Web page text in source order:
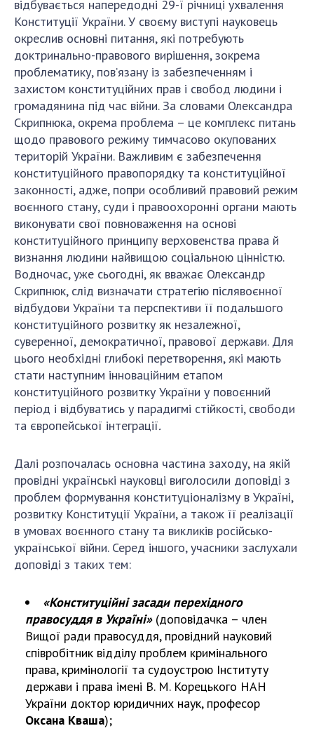
Нормативні акти НАН України
Державний бюджет НАН України
Вибори до складу НАН України
Бланки документів
НОВИНИ
ЗАСІДАННЯ ПРЕЗИДІЇ НАН УКРАЇНИ
НАУКОВІ ВИДАННЯ
МЕДІА ПРО НАС
АКАДЕМІЯ КОМЕНТУЄ
КОНТАКТИ
ПРОФСПІЛКА НАН УКРАЇНИ
КАБІНЕТ
відбувається напередодні 29-ї річниці ухвалення
Конституції України. У своєму виступі науковець
окреслив основні питання, які потребують
доктринально-правового вирішення, зокрема
проблематику, пов’язану із забезпеченням і
захистом конституційних прав і свобод людини і
громадянина під час війни. За словами Олександра
Скрипнюка, окрема проблема – це комплекс питань
щодо правового режиму тимчасово окупованих
територій України. Важливим є забезпечення
конституційного правопорядку та конституційної
законності, адже, попри особливий правовий режим
воєнного стану, суди і правоохоронні органи мають
виконувати свої повноваження на основі
конституційного принципу верховенства права й
визнання людини найвищою соціальною цінністю.
Водночас, уже сьогодні, як вважає Олександр
Скрипнюк, слід визначати стратегію післявоєнної
відбудови України та перспективи її подальшого
конституційного розвитку як незалежної,
суверенної, демократичної, правової держави. Для
цього необхідні глибокі перетворення, які мають
стати наступним інноваційним етапом
конституційного розвитку України у повоєнний
період і відбуватись у парадигмі стійкості, свободи
та європейської інтеграції.
Далі розпочалась основна частина заходу, на якій
провідні українські науковці виголосили доповіді з
проблем формування конституціоналізму в Україні,
розвитку Конституції України, а також її реалізації
в умовах воєнного стану та викликів російсько-
української війни. Серед іншого, учасники заслухали
доповіді з таких тем:
«Конституційні засади перехідного
правосуддя в Україні»(доповідачка – член
Вищої ради правосуддя, провідний науковий
співробітник відділу проблем кримінального
права, кримінології та судоустрою Інституту
держави і права імені В. М. Корецького НАН
України доктор юридичних наук, професор
Оксана Кваша);